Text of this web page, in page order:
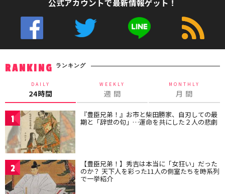
公式アカウントで最新情報ゲット！
RANKING ランキング
DAILY
24時間
WEEKLY
週 間
MONTHLY
月 間
1 『豊臣兄弟！』お市と柴田勝家、自刃しての最
期と「辞世の句」…運命を共にした２人の悲劇
2 【豊臣兄弟！】秀吉は本当に「女狂い」だった
のか？ 天下人を彩った11人の側室たちを時系列
で一挙紹介